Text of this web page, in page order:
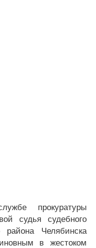
прокуратуры
судья судебного
Челябинска
в жестоком